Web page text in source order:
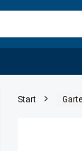
Start